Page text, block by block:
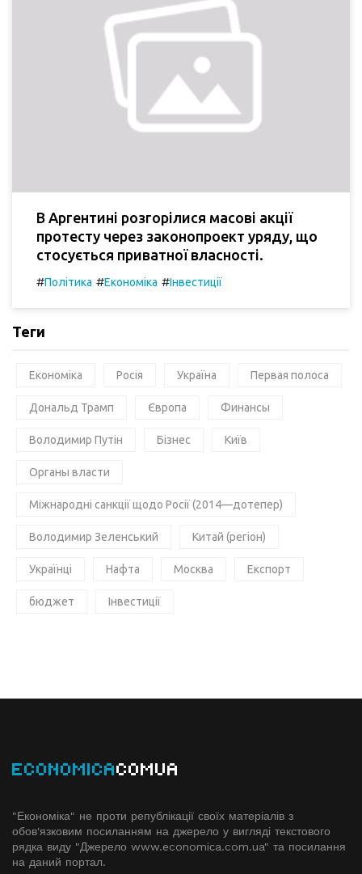
В Аргентині розгорілися масові акції
протесту через законопроект уряду, що
стосується приватної власності.
#Політика #Економіка #Інвестиції
Теги
Економіка Росія Україна Первая полоса
Дональд Трамп Європа Финансы
Володимир Путін Бізнес Київ
Органы власти
Міжнародні санкції щодо Росії (2014—дотепер)
Володимир Зеленський Китай (регіон)
Українці Нафта Москва Експорт
бюджет Інвестиції
ECONOMICACOMUA
"Економіка" не проти републікації своїх матеріалів з
обов'язковим посиланням на джерело у вигляді текстового
рядка виду "Джерело www.economiсa.com.ua" та посилання
на даний портал.